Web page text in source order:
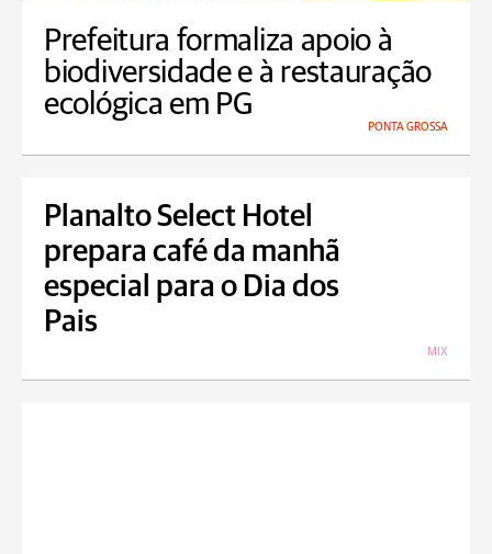
Prefeitura formaliza apoio à
biodiversidade e à restauração
ecológica em PG
PONTA GROSSA
Planalto Select Hotel
prepara café da manhã
especial para o Dia dos
Pais
MIX